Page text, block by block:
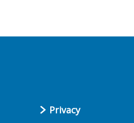
Privacy